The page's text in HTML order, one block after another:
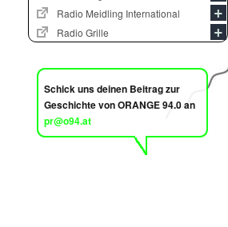
Radio Meidling International
Radio Grille
Schick uns deinen Beitrag zur
Geschichte von ORANGE 94.0 an
pr@o94.at